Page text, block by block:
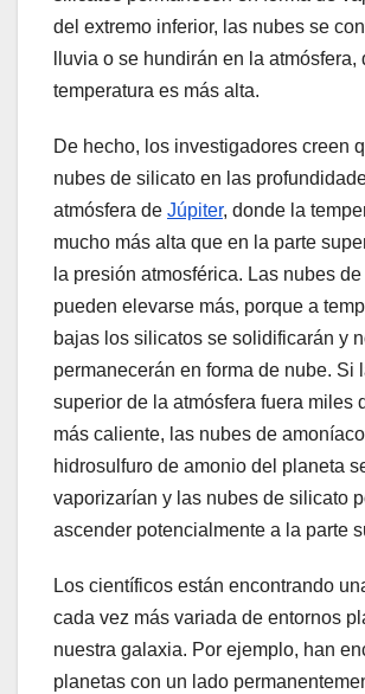
del extremo inferior, las nubes se
lluvia o se hundirán en la atmósfera,
temperatura es más alta.
De hecho, los investigadores creen
nubes de silicato en las
atmósfera de Júpiter, donde la
mucho más alta que en la parte
la presión atmosférica. Las nubes
pueden elevarse más, porque a
bajas los silicatos se solidificarán y
permanecerán en forma de nube. Si
superior de la atmósfera fuera miles
más caliente, las nubes de
hidrosulfuro de amonio del planeta
vaporizarían y las nubes de silicato
ascender potencialmente a la parte
Los científicos están encontrando
cada vez más variada de entornos
nuestra galaxia. Por ejemplo, han
planetas con un lado